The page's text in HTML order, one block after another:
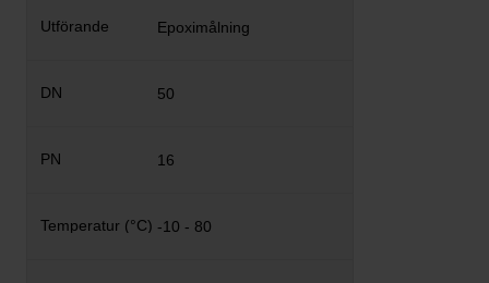
Epoximålning
50
16
-10 - 80